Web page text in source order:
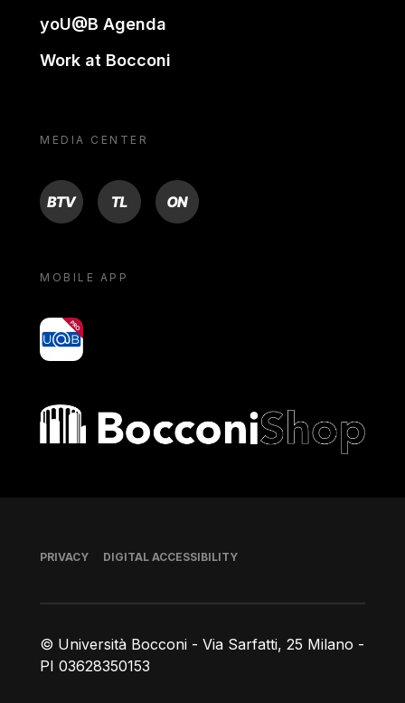
yoU@B Agenda
Work at Bocconi
MEDIA CENTER
BTV TL ON
MOBILE APP
yoU@B
Bocconi shop
© Università Bocconi - Via Sarfatti, 25 Milano -
PI 03628350153
Footer
PRIVACY DIGITAL ACCESSIBILITY